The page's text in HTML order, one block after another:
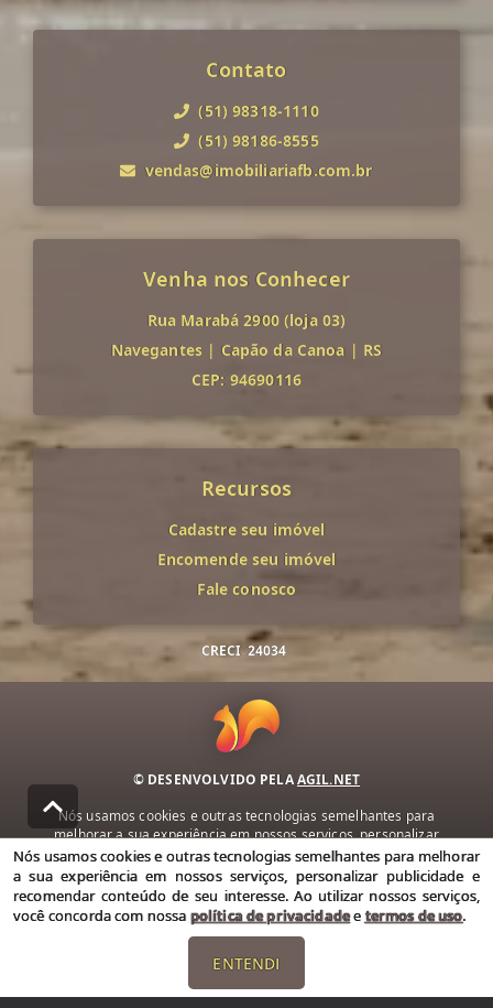
Contato
(51) 98318-1110
(51) 98186-8555
vendas@imobiliariafb.com.br
Venha nos Conhecer
Rua Marabá 2900 (loja 03)
Navegantes | Capão da Canoa | RS
CEP: 94690116
Recursos
Cadastre seu imóvel
Encomende seu imóvel
Fale conosco
CRECI 24034
© DESENVOLVIDO PELAAGIL.NET
Nós usamos cookies e outras tecnologias semelhantes para
melhorar a sua experiência em nossos serviços, personalizar
publicidade e recomendar conteúdo de seu interesse. Ao utilizar
nossos serviços, você concorda com nossa política de privacidade e
termos de uso.
Política de Privacidade Termos de uso
Nós usamos cookies e outras tecnologias semelhantes para melhorar
a sua experiência em nossos serviços, personalizar publicidade e
recomendar conteúdo de seu interesse. Ao utilizar nossos serviços,
você concorda com nossa política de privacidadeetermos de uso.
ENTENDI